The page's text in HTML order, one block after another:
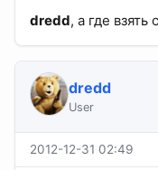
dredd, а где
dredd
User
2012-12-31 02:49